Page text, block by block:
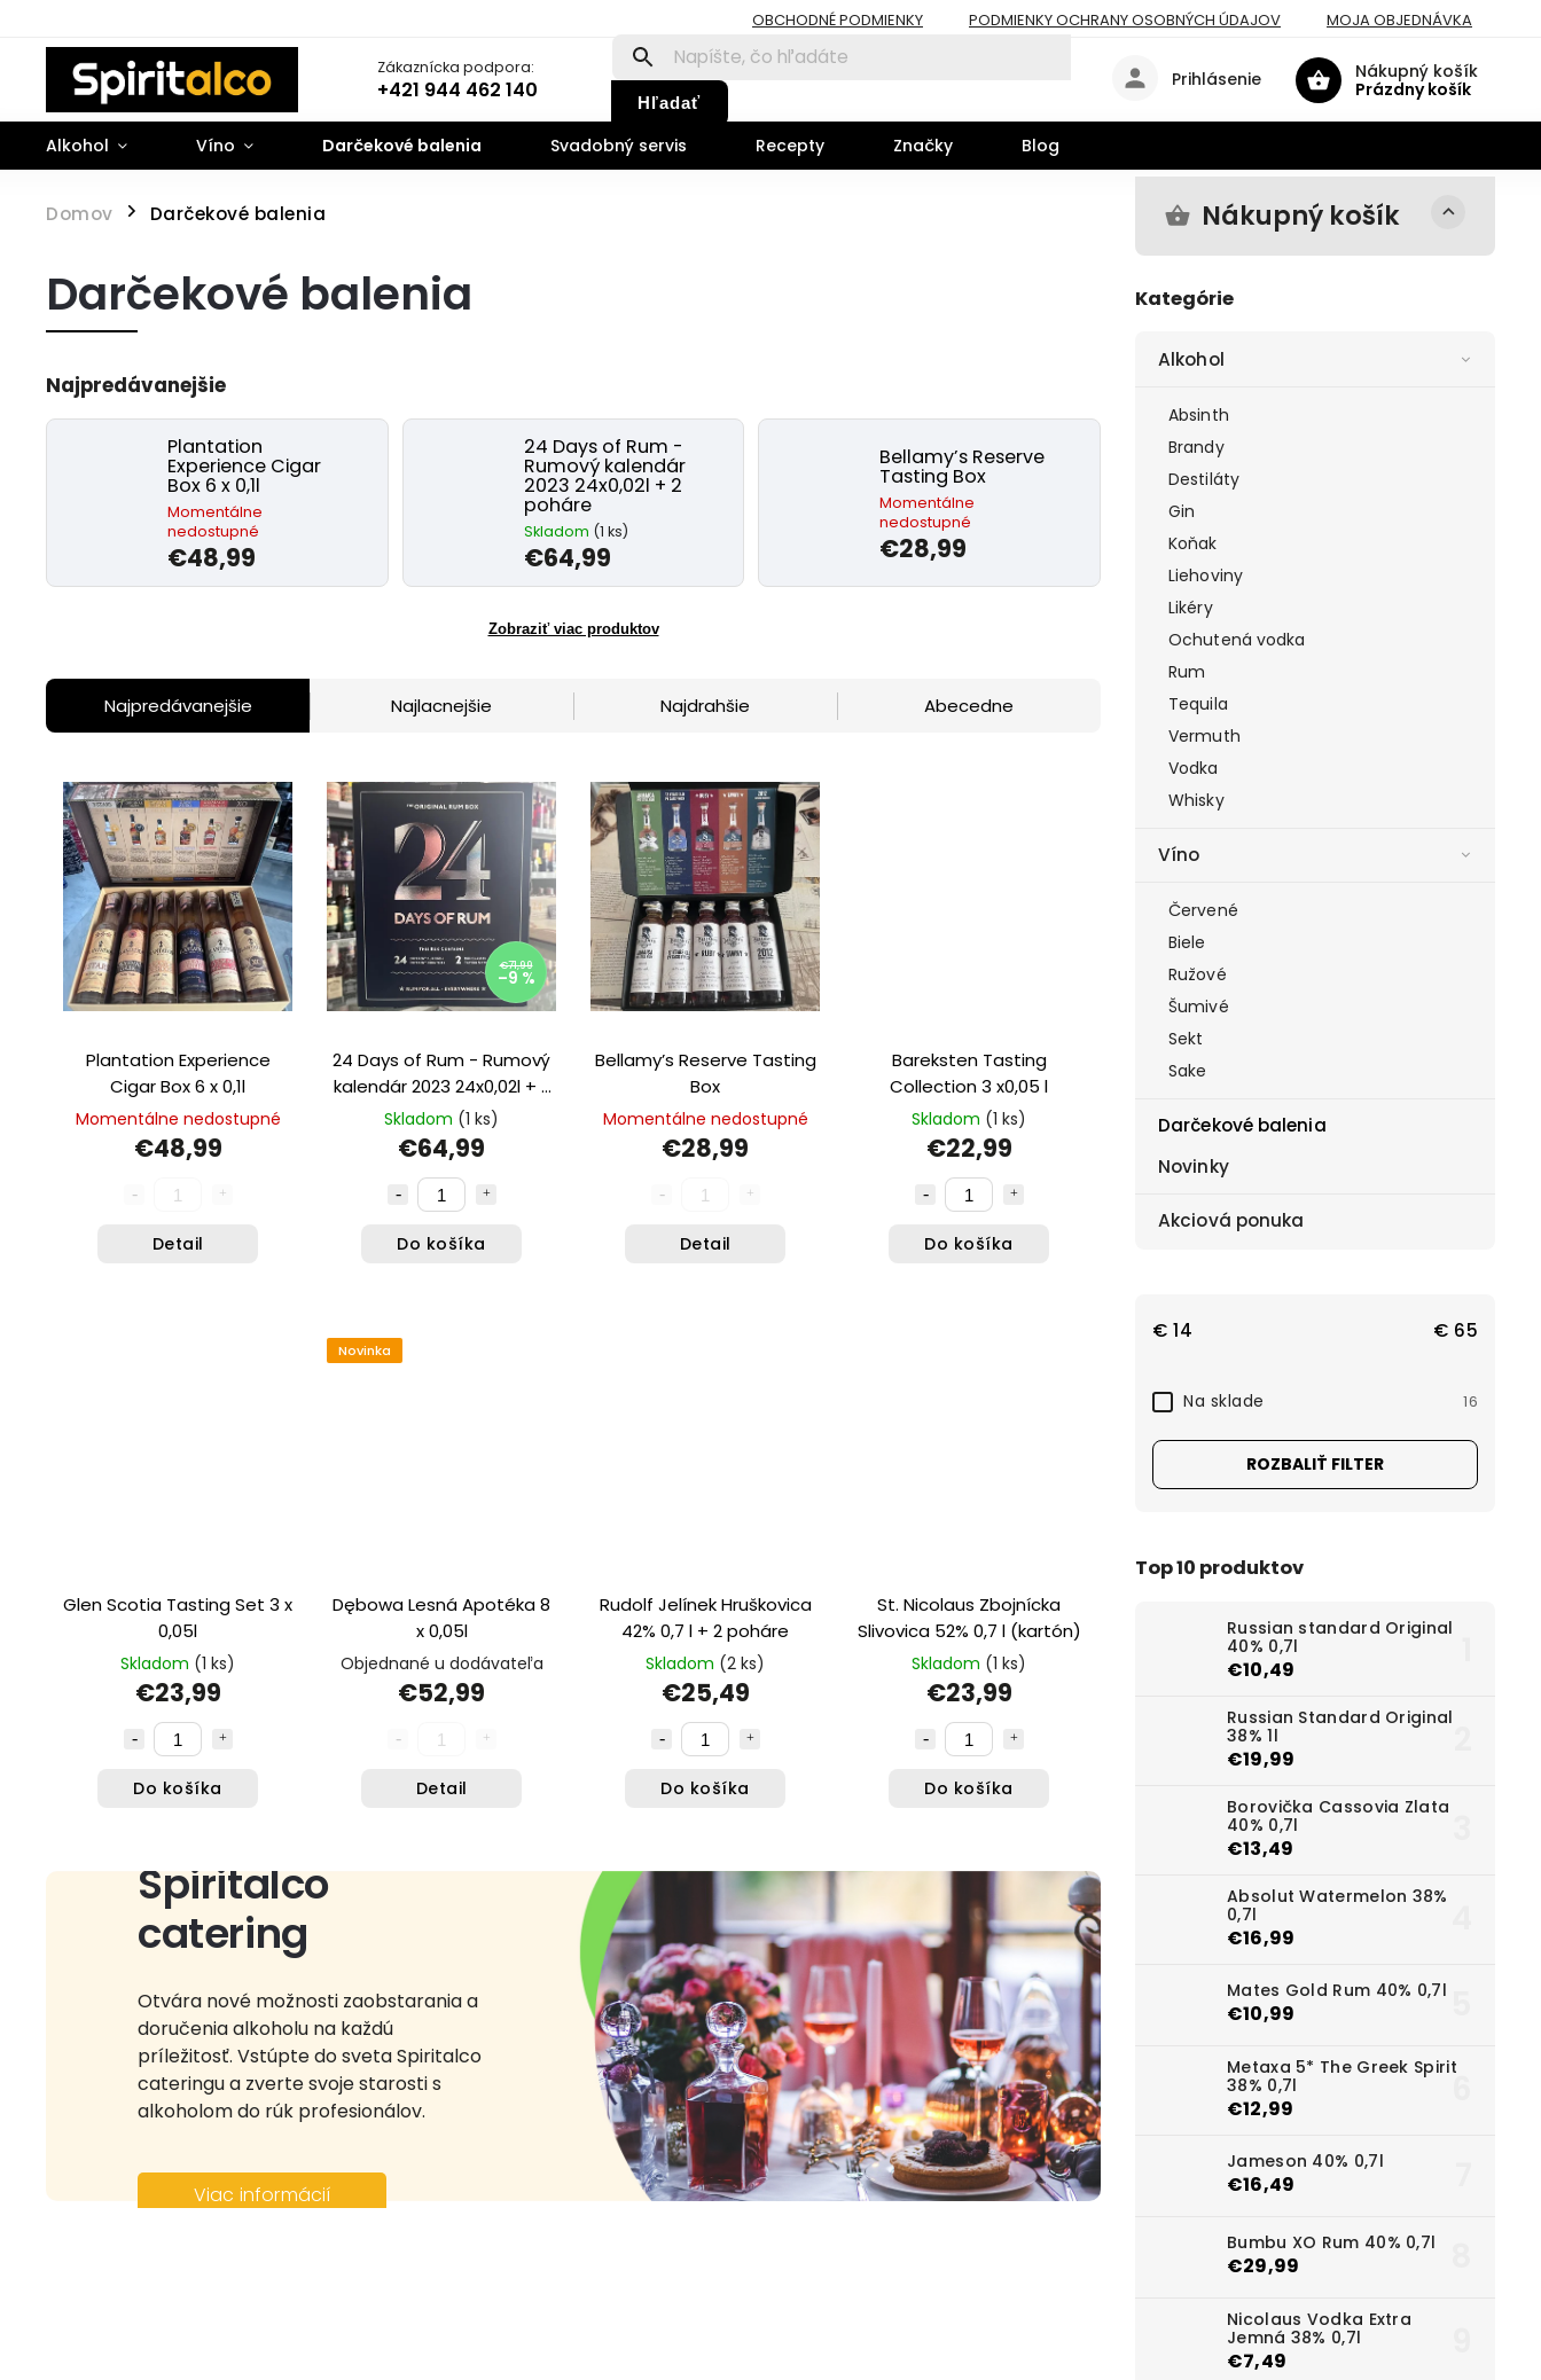
OBCHODNÉ PODMIENKY PODMIENKY OCHRANY OSOBNÝCH ÚDAJOV MOJA OBJEDNÁVKA
Zákaznícka podpora:
+421 944 462 140 Hľadať
Nákupný košík
Prázdny košík
Prihlásenie
Alkohol Víno Darčekové balenia Svadobný servis Recepty Značky Blog
Domov / Darčekové balenia Nákupný košík
Kategórie
Alkohol
Absinth
Brandy
Destiláty
Gin
Koňak
Liehoviny
Likéry
Ochutená vodka
Rum
Tequila
Vermuth
Vodka
Whisky
Víno
Červené
Biele
Ružové
Šumivé
Sekt
Sake
Darčekové balenia
Novinky
Akciová ponuka
€ 14 € 65
Na sklade 16
ROZBALIŤ FILTER
Top 10 produktov
Russian standard Original
40% 0,7l
€10,49
Russian Standard Original
38% 1l
€19,99
Borovička Cassovia Zlata
40% 0,7l
€13,49
Absolut Watermelon 38%
0,7l
€16,99
Mates Gold Rum 40% 0,7l
€10,99
Metaxa 5* The Greek Spirit
38% 0,7l
€12,99
Jameson 40% 0,7l
€16,49
Bumbu XO Rum 40% 0,7l
€29,99
Nicolaus Vodka Extra
Jemná 38% 0,7l
€7,49
Darčekové balenia
Najpredávanejšie
Plantation
Experience Cigar
Box 6 x 0,1l
Momentálne
nedostupné
€48,99
24 Days of Rum -
Rumový kalendár
2023 24x0,02l + 2
poháre
Skladom (1 ks)
€64,99
Bellamy’s Reserve
Tasting Box
Momentálne
nedostupné
€28,99
Zobraziť viac produktov
Najpredávanejšie Najlacnejšie Najdrahšie Abecedne
Plantation Experience
Cigar Box 6 x 0,1l
Momentálne nedostupné
€48,99
Detail
€71,99
–9 %
24 Days of Rum - Rumový
kalendár 2023 24x0,02l + 2
poháre
Skladom (1 ks)
€64,99
Do košíka
Bellamy’s Reserve Tasting
Box
Momentálne nedostupné
€28,99
Detail
Bareksten Tasting
Collection 3 x0,05 l
Skladom (1 ks)
€22,99
Do košíka
Glen Scotia Tasting Set 3 x
0,05l
Skladom (1 ks)
€23,99
Do košíka
Novinka
Dębowa Lesná Apotéka 8
x 0,05l
Objednané u dodávateľa
€52,99
Detail
Rudolf Jelínek Hruškovica
42% 0,7 l + 2 poháre
Skladom (2 ks)
€25,49
Do košíka
St. Nicolaus Zbojnícka
Slivovica 52% 0,7 l (kartón)
Skladom (1 ks)
€23,99
Do košíka
Spiritalco
catering
Otvára nové možnosti zaobstarania a
doručenia alkoholu na každú
príležitosť. Vstúpte do sveta Spiritalco
cateringu a zverte svoje starosti s
alkoholom do rúk profesionálov.
Viac informácií